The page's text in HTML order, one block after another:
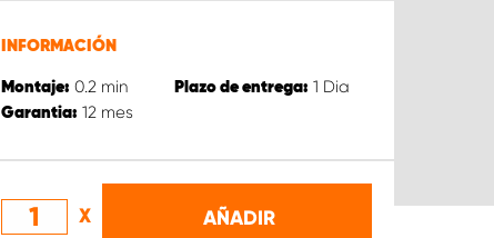
INFORMACIÓN
Montaje: 0.2 min Plazo de entrega: 1 Dia
Garantia: 12 mes
X AÑADIR